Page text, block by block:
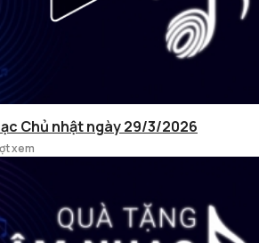
Chủ nhật ngày 29/3/2026
xem